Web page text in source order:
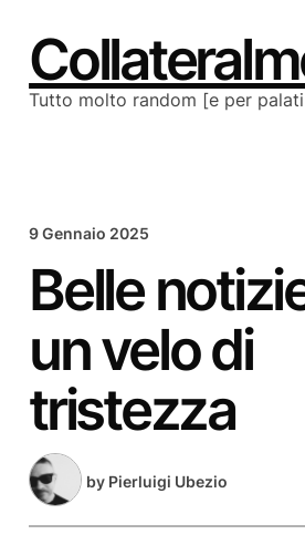
contenuto
Tutto molto random [e per
9 Gennaio 2025
Belle
un velo di
tristezza
by Pierluigi Ubezio